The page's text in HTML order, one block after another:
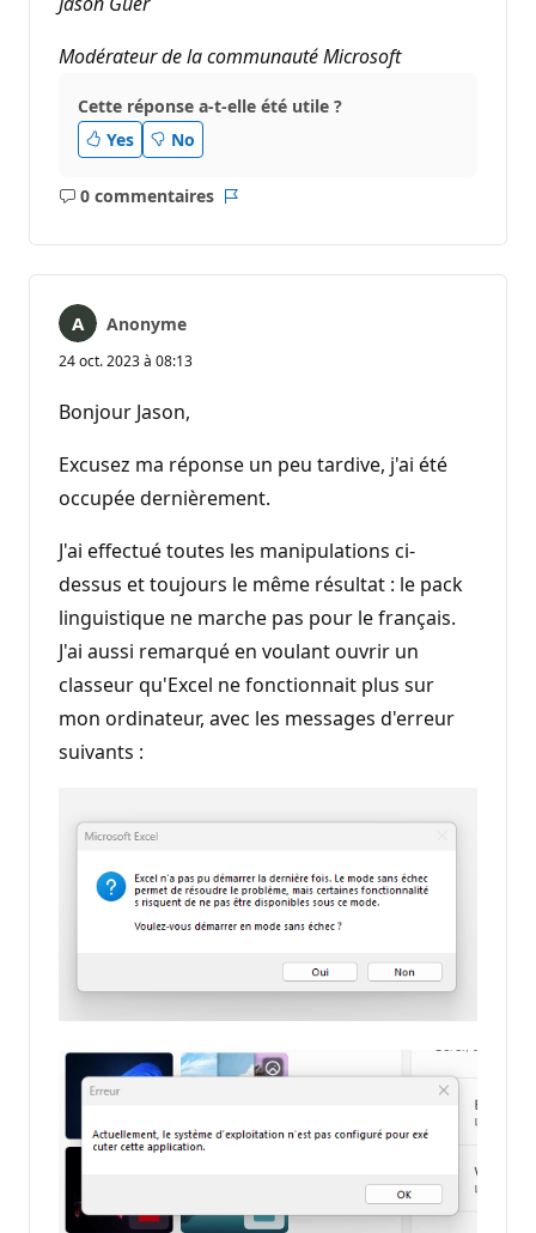
Modérateur de la communauté Microsoft
Cette réponse a-t-elle été utile ?
Yes
No
0 commentaires
Aucun
Anonyme
24 oct. 2023 à 08:13
Bonjour Jason,
Excusez ma réponse un peu tardive, j'ai été
occupée dernièrement.
J'ai effectué toutes les manipulations ci-
dessus et toujours le même résultat : le pack
linguistique ne marche pas pour le français.
J'ai aussi remarqué en voulant ouvrir un
classeur qu'Excel ne fonctionnait plus sur
mon ordinateur, avec les messages d'erreur
suivants :